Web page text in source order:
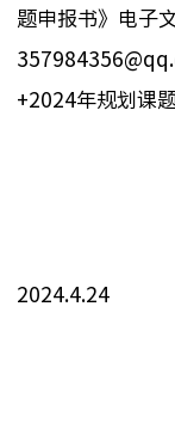
题申报书》电子
+2024年规划课
2024.4.24